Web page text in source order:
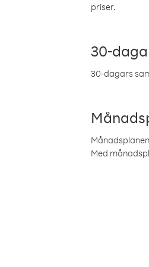
priser.
30-
30-dagars
Med